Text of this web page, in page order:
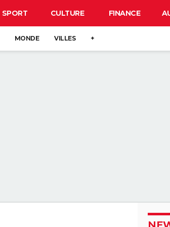
SPORT CULTURE FINANCE
MONDE VILLES +